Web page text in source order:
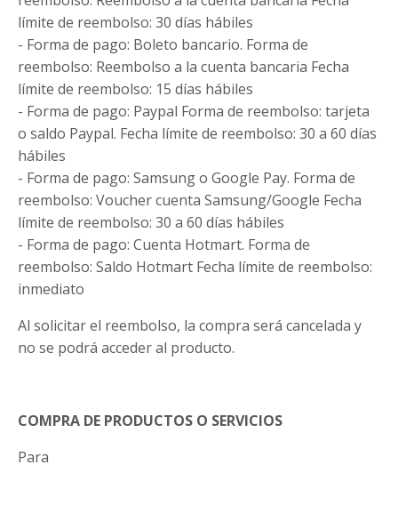
límite de reembolso: 30 días hábiles
- Forma de pago: Boleto bancario. Forma de
reembolso: Reembolso a la cuenta bancaria Fecha
límite de reembolso: 15 días hábiles
- Forma de pago: Paypal Forma de reembolso: tarjeta
o saldo Paypal. Fecha límite de reembolso: 30 a 60 días
hábiles
- Forma de pago: Samsung o Google Pay. Forma de
reembolso: Voucher cuenta Samsung/Google Fecha
límite de reembolso: 30 a 60 días hábiles
- Forma de pago: Cuenta Hotmart. Forma de
reembolso: Saldo Hotmart Fecha límite de reembolso:
inmediato
Al solicitar el reembolso, la compra será cancelada y
no se podrá acceder al producto.
COMPRA DE PRODUCTOS O SERVICIOS
Para